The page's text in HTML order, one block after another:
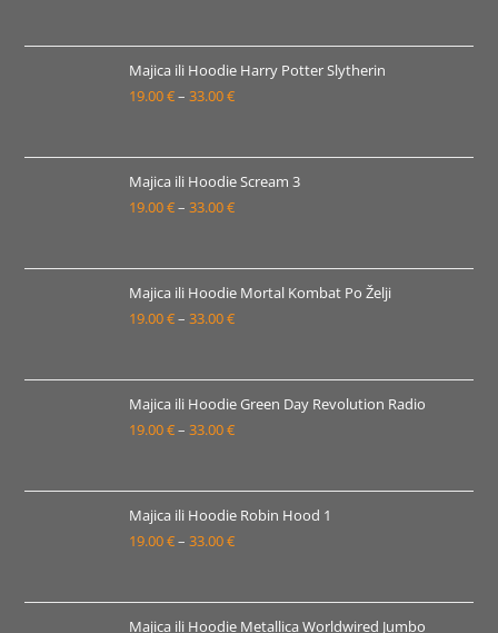
od
19.00 €
do
Majica ili Hoodie Harry Potter Slytherin
19.00€– 33.00€Raspon
od
19.00 €
do
Majica ili Hoodie Scream 3
19.00€– 33.00€Raspon
od
19.00 €
do
Majica ili Hoodie Mortal Kombat Po Želji
19.00€– 33.00€Raspon
od
19.00 €
do
Majica ili Hoodie Green Day Revolution Radio
19.00€– 33.00€Raspon
od
19.00 €
do
Majica ili Hoodie Robin Hood 1
19.00€– 33.00€Raspon
od
19.00 €
Majica ili Hoodie Metallica Worldwired Jumbo